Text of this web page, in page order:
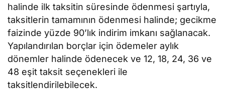
halinde ilk taksitin süresinde ödenmesi şartıyla,
taksitlerin tamamının ödenmesi halinde; gecikme
faizinde yüzde 90’lık indirim imkanı sağlanacak.
Yapılandırılan borçlar için ödemeler aylık
dönemler halinde ödenecek ve 12, 18, 24, 36 ve
48 eşit taksit seçenekleri ile
taksitlendirilebilecek.